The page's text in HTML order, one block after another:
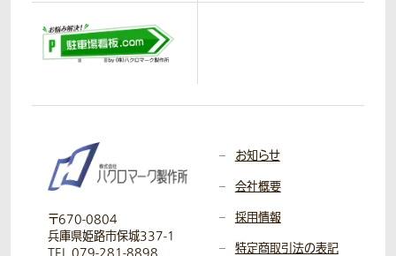
〒670-0804
兵庫県姫路市保城337-1
お知らせ
会社概要
採用情報
特定商取引法の表記